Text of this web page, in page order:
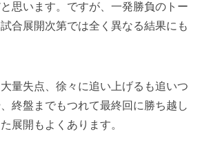
思います。ですが、一発勝負のトー
合展開次第では全く異なる結果にも
量失点、徐々に追い上げるも追いつ
終盤までもつれて最終回に勝ち越し
展開もよくあります。